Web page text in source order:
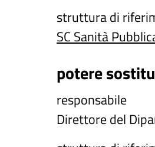
struttura di
SC Sanità
potere
responsabile
Direttore del